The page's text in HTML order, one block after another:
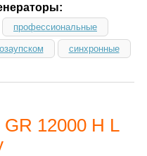
профессиональные
синхронные
12000 H L